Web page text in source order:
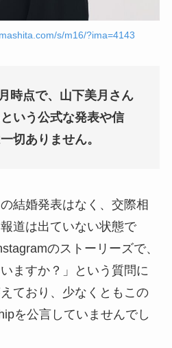
s/m16/?ima=4143
時点で、山下美月さん
いう公式な発表や信
切ありません。
結婚発表はなく、交際相
道は出ていない状態で
のストーリーズで、
ますか？」という質問に
ており、少なくともこの
を公言していませんでし